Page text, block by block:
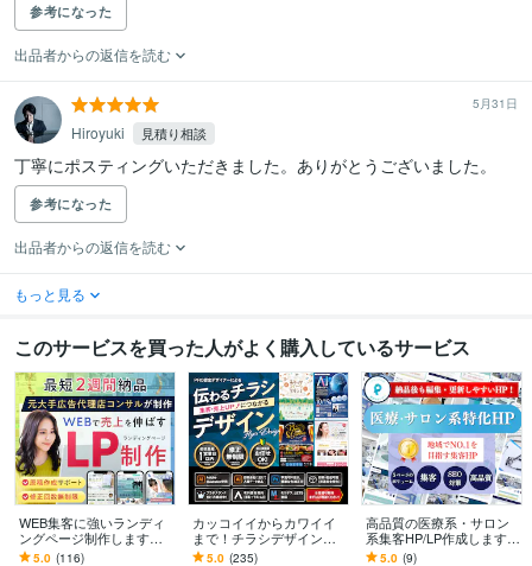
参考になった
出品者からの返信を読む
5月31日
Hiroyuki 見積り相談
丁寧にポスティングいただきました。ありがとうございました。
参考になった
出品者からの返信を読む
もっと見る
このサービスを買った人がよく購入しているサービス
WEB集客に強いランディ
ングページ制作します
【公式PRO認定済】広告
5.0 (116)
カッコイイからカワイイ
まで！チラシデザインを
します 印刷会社勤務デザ
5.0 (235)
高品質の医療系・サロン
系集客HP/LP作成します
女性デザイナーがペライ
5.0 (9)